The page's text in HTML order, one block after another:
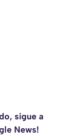
sigue a
News!